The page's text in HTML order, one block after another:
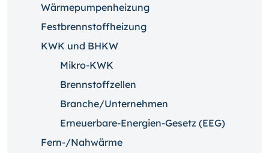
Wärmepumpenheizung
Festbrennstoffheizung
KWK und BHKW
Mikro-KWK
Brennstoffzellen
Branche/Unternehmen
Erneuerbare-Energien-Gesetz (EEG)
Fern-/Nahwärme